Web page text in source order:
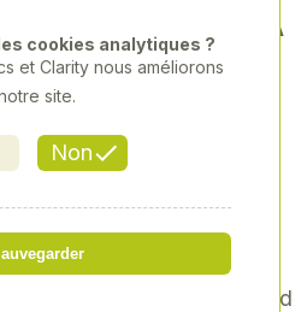
XERION, FLA
€ TTC
€ HT
taie d'oreiller avec grand
Non
cookies analytiques ?
et Clarity nous améliorons
site.